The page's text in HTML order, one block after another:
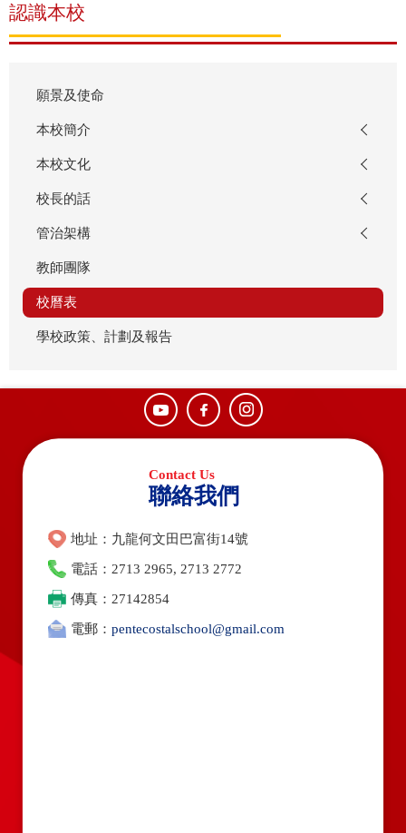
認識本校
願景及使命
本校簡介
本校文化
校長的話
管治架構
教師團隊
校曆表
學校政策、計劃及報告
聯絡我們
地址：九龍何文田巴富街14號
電話：2713 2965, 2713 2772
傳真：27142854
電郵： pentecostalschool@gmail.com